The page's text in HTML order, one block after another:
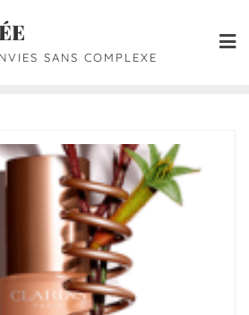
SANS COMPLEXE